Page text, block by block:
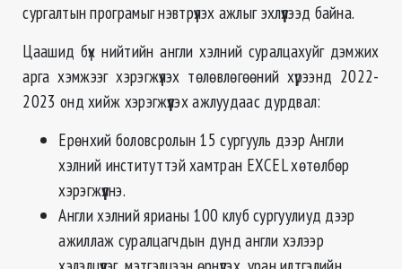
сургалтын програмыг нэвтрүүлэх ажлыг эхлүүлээд байна.
Цаашид бүх нийтийн англи хэлний суралцахуйг дэмжих
арга хэмжээг хэрэгжүүлэх төлөвлөгөөний хүрээнд 2022-
2023 онд хийж хэрэгжүүлэх ажлуудаас дурдвал:
Ерөнхий боловсролын 15 сургууль дээр Англи
хэлний институттэй хамтран EXCEL хөтөлбөр
хэрэгжүүлнэ.
Англи хэлний ярианы 100 клуб сургуулиуд дээр
ажиллаж суралцагчдын дунд англи хэлээр